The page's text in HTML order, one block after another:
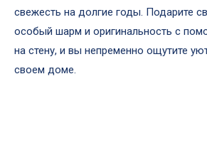
свежесть на долгие годы. Подарите
особый шарм и оригинальность с
на стену, и вы непременно ощутите
своем доме.